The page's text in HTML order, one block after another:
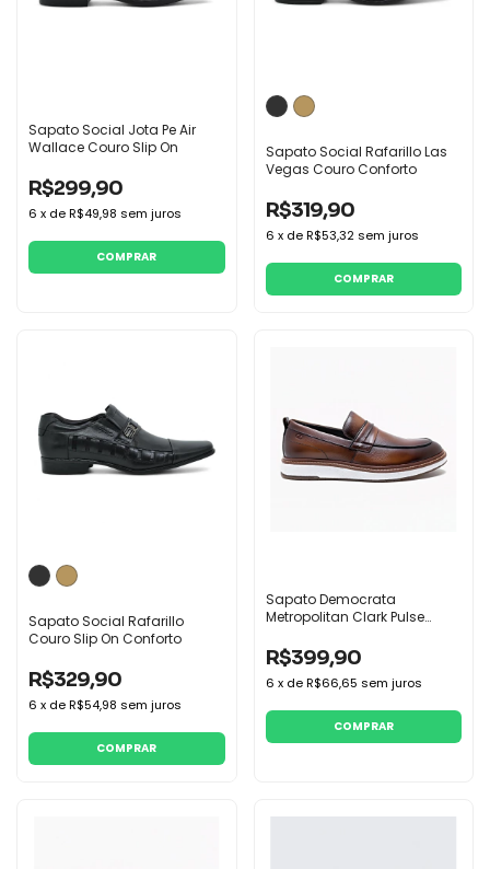
Sapato Social Jota Pe Air
Wallace Couro Slip On
R$299,90
6 x deR$49,98 sem juros
COMPRAR
Sapato Social Rafarillo Las
Vegas Couro Conforto
R$319,90
6 x deR$53,32 sem juros
COMPRAR
Sapato Social Rafarillo
Couro Slip On Conforto
R$329,90
6 x deR$54,98 sem juros
COMPRAR
Sapato Democrata
Metropolitan Clark Pulse
R$399,90
6 x deR$66,65 sem juros
COMPRAR